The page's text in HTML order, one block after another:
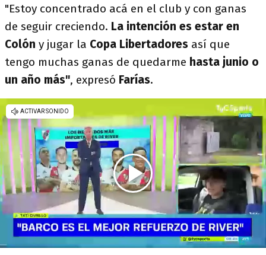
"Estoy concentrado acá en el club y con ganas
de seguir creciendo. La intención es estar en
Colón y jugar la Copa Libertadores así que
tengo muchas ganas de quedarme hasta junio o
un año más", expresó Farías.